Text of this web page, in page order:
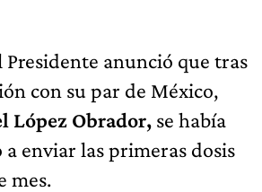
Presidente anunció que tras
con su par de México,
López Obrador, se había
enviar las primeras dosis
mes.